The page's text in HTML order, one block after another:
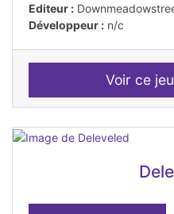
Editeur :
Développeur : n/c
Voir ce